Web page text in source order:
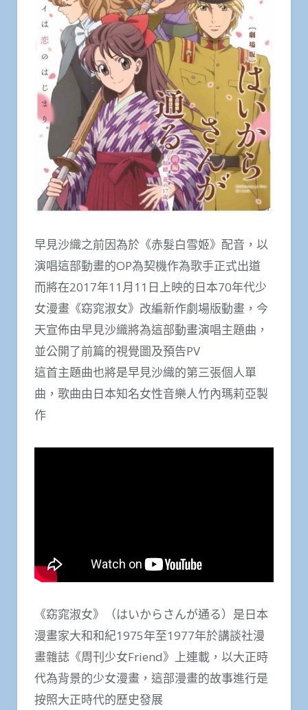
早見沙織之前因為於《赤髮白雪姬》配音，以
演唱這部動畫的OP為契機作為歌手正式出道
而將在2017年11月11日上映的日本70年代少
女漫畫《窈窕淑女》改編新作劇場版動畫，今
天宣佈由早見沙織將為這部動畫演唱主題曲，
並公開了前篇的視覺圖及預告PV
這首主題曲也將是早見沙織的第三張個人單
曲，歌曲由日本知名女性音樂人竹內瑪莉亞製
作
《窈窕淑女》（はいからさんが通る）是日本
漫畫家大和和紀1975年至1977年於講談社漫
畫雜誌《周刊少女Friend》上連載，以大正時
代為背景的少女漫畫，這部漫畫的故事進行是
按照大正時代的歷史發展